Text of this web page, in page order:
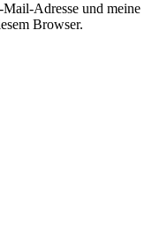
Adresse und meine
Browser.